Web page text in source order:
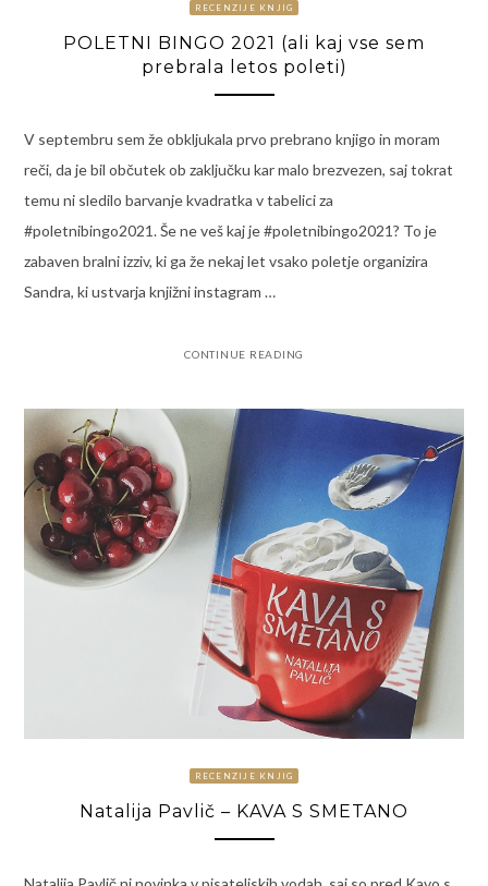
RECENZIJE KNJIG
POLETNI BINGO 2021 (ali kaj vse sem
prebrala letos poleti)
V septembru sem že obkljukala prvo prebrano knjigo in moram
reči, da je bil občutek ob zaključku kar malo brezvezen, saj tokrat
temu ni sledilo barvanje kvadratka v tabelici za
#poletnibingo2021. Še ne veš kaj je #poletnibingo2021? To je
zabaven bralni izziv, ki ga že nekaj let vsako poletje organizira
Sandra, ki ustvarja knjižni instagram …
CONTINUE READING
RECENZIJE KNJIG
Natalija Pavlič – KAVA S SMETANO